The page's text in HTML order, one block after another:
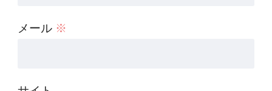
メール ※